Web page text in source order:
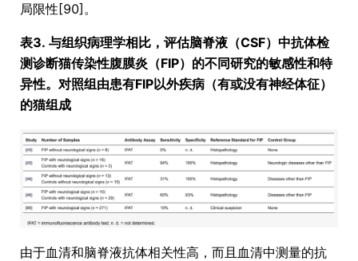
局限性[90]。
表3. 与组织病理学相比，评估脑脊液（CSF）中抗体检
测诊断猫传染性腹膜炎（FIP）的不同研究的敏感性和特
异性。对照组由患有FIP以外疾病（有或没有神经体征）
的猫组成
由于血清和脑脊液抗体相关性高，而且血清中测量的抗